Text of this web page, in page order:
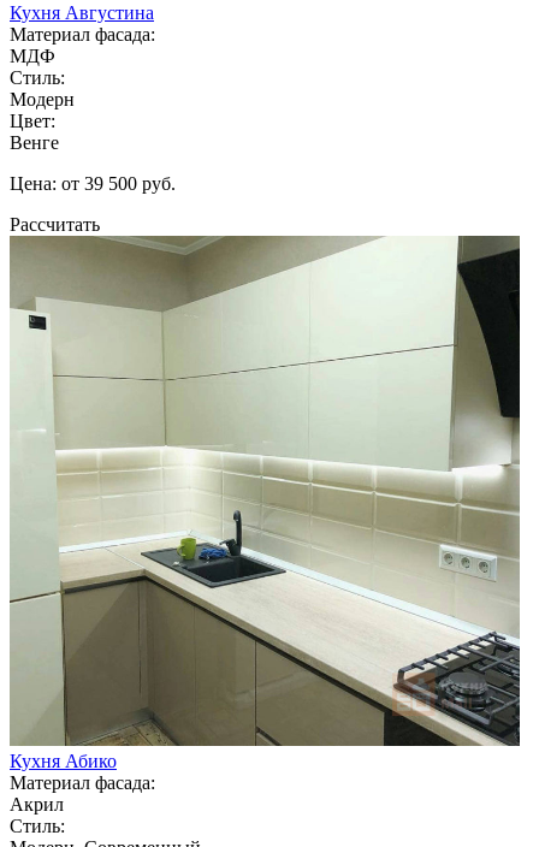
Кухня Августина
Материал фасада:
МДФ
Стиль:
Модерн
Цвет:
Венге
Цена: от 39 500 руб.
Рассчитать
Кухня Абико
Материал фасада:
Акрил
Стиль: